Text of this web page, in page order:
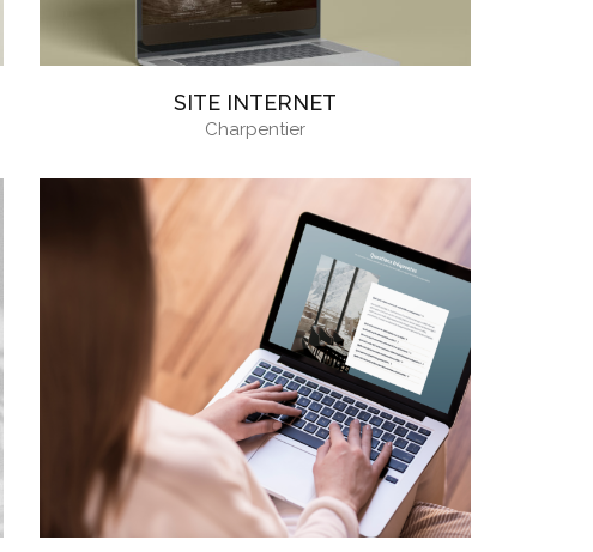
SITE INTERNET
Charpentier